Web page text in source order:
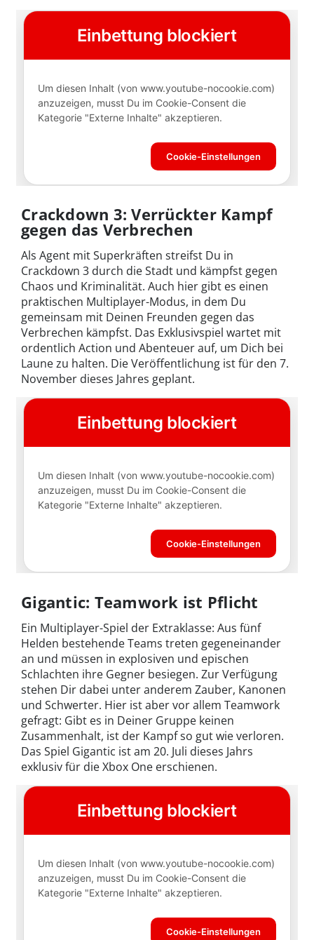
Crackdown 3: Verrückter Kampf
gegen das Verbrechen
Als Agent mit Superkräften streifst Du in
Crackdown 3 durch die Stadt und kämpfst gegen
Chaos und Kriminalität. Auch hier gibt es einen
praktischen Multiplayer-Modus, in dem Du
gemeinsam mit Deinen Freunden gegen das
Verbrechen kämpfst. Das Exklusivspiel wartet mit
ordentlich Action und Abenteuer auf, um Dich bei
Laune zu halten. Die Veröffentlichung ist für den 7.
November dieses Jahres geplant.
Gigantic: Teamwork ist Pflicht
Ein Multiplayer-Spiel der Extraklasse: Aus fünf
Helden bestehende Teams treten gegeneinander
an und müssen in explosiven und epischen
Schlachten ihre Gegner besiegen. Zur Verfügung
stehen Dir dabei unter anderem Zauber, Kanonen
und Schwerter. Hier ist aber vor allem Teamwork
gefragt: Gibt es in Deiner Gruppe keinen
Zusammenhalt, ist der Kampf so gut wie verloren.
Das Spiel Gigantic ist am 20. Juli dieses Jahrs
exklusiv für die Xbox One erschienen.